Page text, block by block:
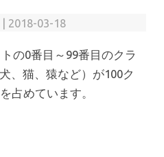
2018-03-18
の0番目～99番目のクラ
、猫、猿など）が100ク
占めています。